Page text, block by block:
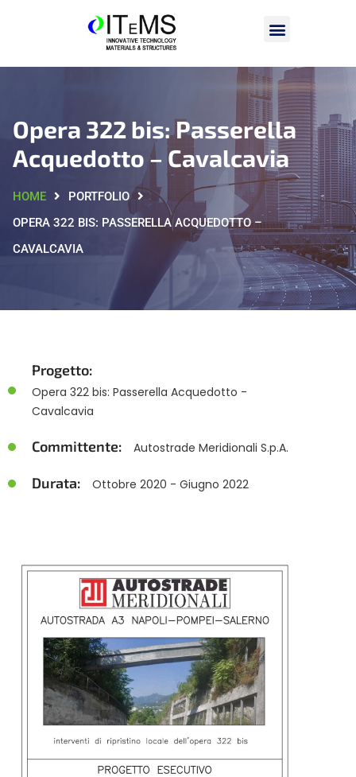
Opera 322 bis: Passerella
Acquedotto – Cavalcavia
HOME
PORTFOLIO
OPERA 322 BIS: PASSERELLA ACQUEDOTTO –
CAVALCAVIA
Progetto:
Opera 322 bis: Passerella Acquedotto -
Cavalcavia
Committente: Autostrade Meridionali S.p.A.
Durata: Ottobre 2020 - Giugno 2022